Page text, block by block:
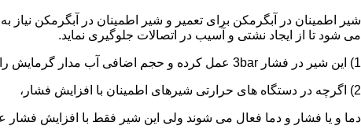
شیر اطمینان در آبگرمکن برای تعمیر و شیر اطمینان در آبگرمکن
می شود تا از ایجاد نشتی و آسیب در اتصالات جلوگیری نماید.
1) این شیر در فشار 3bar عمل کرده و حجم اضافی آب مدار گرمایش را تخلیه می کند.
2) اگرچه در دستگاه های حرارتی شیرهای اطمینان با افزایش فشار،
دما و یا فشار و دما فعال می شوند ولی این شیر فقط با افزایش فشار